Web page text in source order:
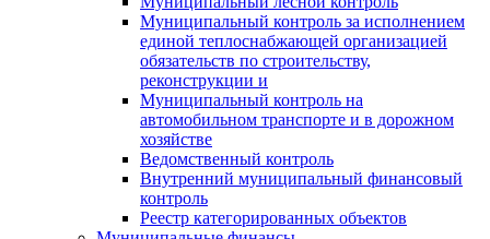
Муниципальный контроль за исполнением
единой теплоснабжающей организацией
обязательств по строительству,
реконструкции и
Муниципальный контроль на
автомобильном транспорте и в дорожном
хозяйстве
Ведомственный контроль
Внутренний муниципальный финансовый
контроль
Реестр категорированных объектов